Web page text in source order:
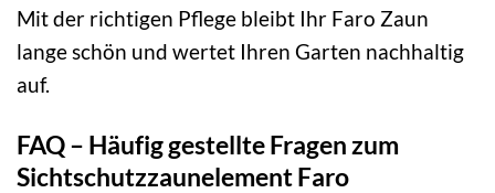
Mit der richtigen Pflege bleibt Ihr Faro Zaun
lange schön und wertet Ihren Garten nachhaltig
auf.
FAQ – Häufig gestellte Fragen zum
Sichtschutzzaunelement Faro